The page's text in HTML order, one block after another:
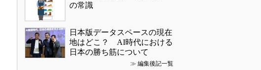
の常識
日本版データスペースの現在
地はどこ？ AI時代における
日本の勝ち筋について
≫ 編集後記一覧